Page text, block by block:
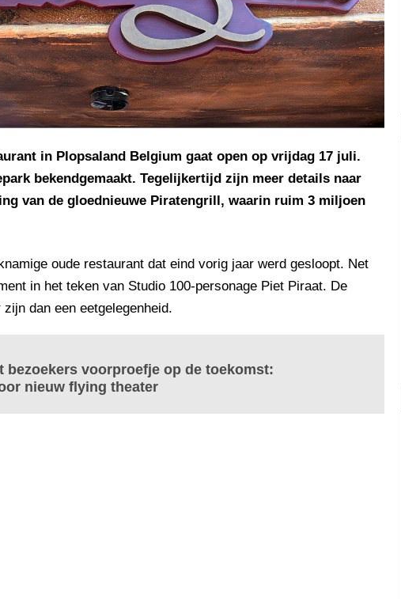
in Plopsaland Belgium gaat open op vrijdag 17 juli.
bekendgemaakt. Tegelijkertijd zijn meer details naar
van de gloednieuwe Piratengrill, waarin ruim 3 miljoen
oude restaurant dat eind vorig jaar werd gesloopt. Net
in het teken van Studio 100-personage Piet Piraat. De
dan een eetgelegenheid.
bezoekers voorproefje op de toekomst:
nieuw flying theater